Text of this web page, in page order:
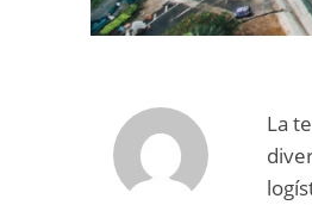
La